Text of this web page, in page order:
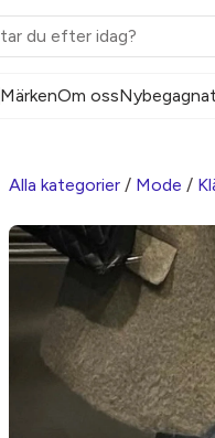
MärkenOm ossNybegagnat
Alla kategorier / Mode /